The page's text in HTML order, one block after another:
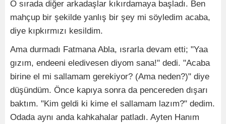
O sırada diğer arkadaşlar kıkırdamaya başladı. Ben
mahçup bir şekilde yanlış bir şey mi söyledim acaba,
diye kıpkırmızı kesildim.
Ama durmadı Fatmana Abla, ısrarla devam etti; "Yaa
gızım, endeeni eledivesen diyom sana!" dedi. "Acaba
birine el mi sallamam gerekiyor? (Ama neden?)" diye
düşündüm. Önce kapıya sonra da pencereden dışarı
baktım. "Kim geldi ki kime el sallamam lazım?" dedim.
Odada aynı anda kahkahalar patladı. Ayten Hanım